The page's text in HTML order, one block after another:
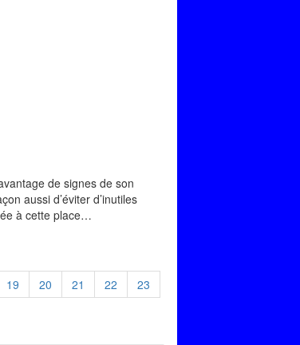
de signes de son
aussi d’éviter d’inutiles
à cette place…
19 20 21 22
23